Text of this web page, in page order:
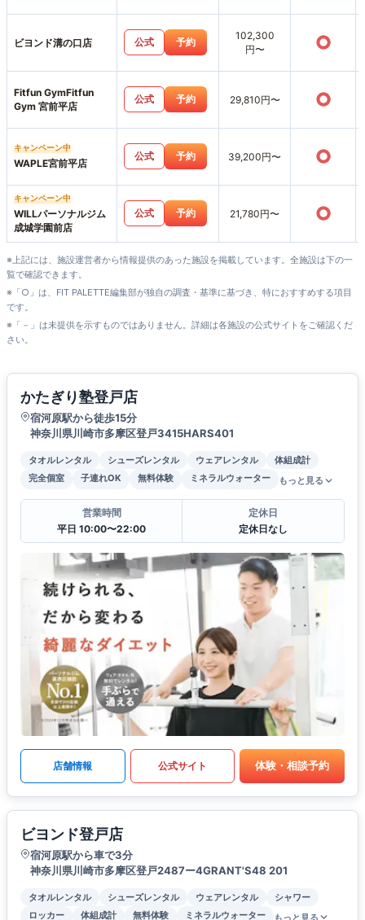
ビヨンド溝の口店 公式 予約
102,300
円〜
○
Fitfun GymFitfun
Gym 宮前平店
公式 予約 29,810円〜 ○
キャンペーン中
WAPLE宮前平店
公式 予約 39,200円〜 ○
キャンペーン中
WILLパーソナルジム
成城学園前店
公式 予約 21,780円〜 ○
※上記には、施設運営者から情報提供のあった施設を掲載しています。全施設は下の一
覧で確認できます。
※「○」は、FIT PALETTE編集部が独自の調査・基準に基づき、特におすすめする項目
です。
※「－」は未提供を示すものではありません。詳細は各施設の公式サイトをご確認くだ
さい。
かたぎり塾登戸店
宿河原駅から徒歩15分
神奈川県川崎市多摩区登戸3415HARS401
タオルレンタル シューズレンタル ウェアレンタル
体組成計
完全個室
子連れOK 無料体験 ミネラルウォーター もっと見る
営業時間
平日 10:00〜22:00
定休日
定休日なし
店舗情報 公式サイト 体験・相談予約
ビヨンド登戸店
宿河原駅から車で3分
神奈川県川崎市多摩区登戸2487ー4GRANT'S48 201
タオルレンタル シューズレンタル ウェアレンタル
シャワー
ロッカー
体組成計 無料体験 ミネラルウォーター もっと見る